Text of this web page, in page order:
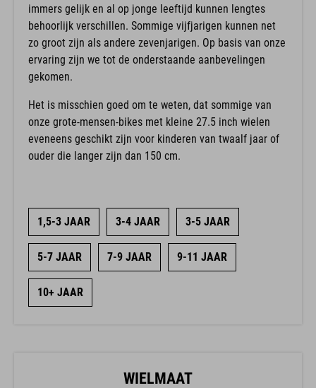
immers gelijk en al op jonge leeftijd kunnen lengtes
behoorlijk verschillen. Sommige vijfjarigen kunnen net
zo groot zijn als andere zevenjarigen. Op basis van onze
ervaring zijn we tot de onderstaande aanbevelingen
gekomen.
Het is misschien goed om te weten, dat sommige van
onze grote-mensen-bikes met kleine 27.5 inch wielen
eveneens geschikt zijn voor kinderen van twaalf jaar of
ouder die langer zijn dan 150 cm.
1,5-3 JAAR 3-4 JAAR 3-5 JAAR
5-7 JAAR 7-9 JAAR 9-11 JAAR
10+ JAAR
WIELMAAT